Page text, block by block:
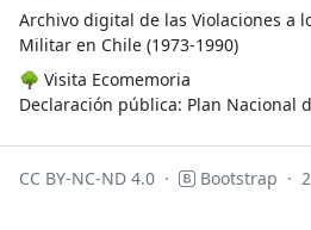
Archivo digital de las Violaciones a
Militar en Chile (1973-1990)
🌳 Visita Ecomemoria
Declaración pública: Plan Nacional
CC BY-NC-ND 4.0 · Bootstrap ·